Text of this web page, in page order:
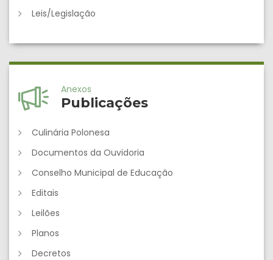
Leis/Legislação
Anexos
Publicações
Culinária Polonesa
Documentos da Ouvidoria
Conselho Municipal de Educação
Editais
Leilões
Planos
Decretos